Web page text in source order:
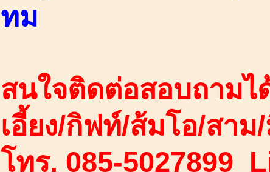
ทม
สนใจติดต่อสอบถาม
เอี้ยง/กิฟท์/ส้มโอ/สาม
โทร. 085-5027899